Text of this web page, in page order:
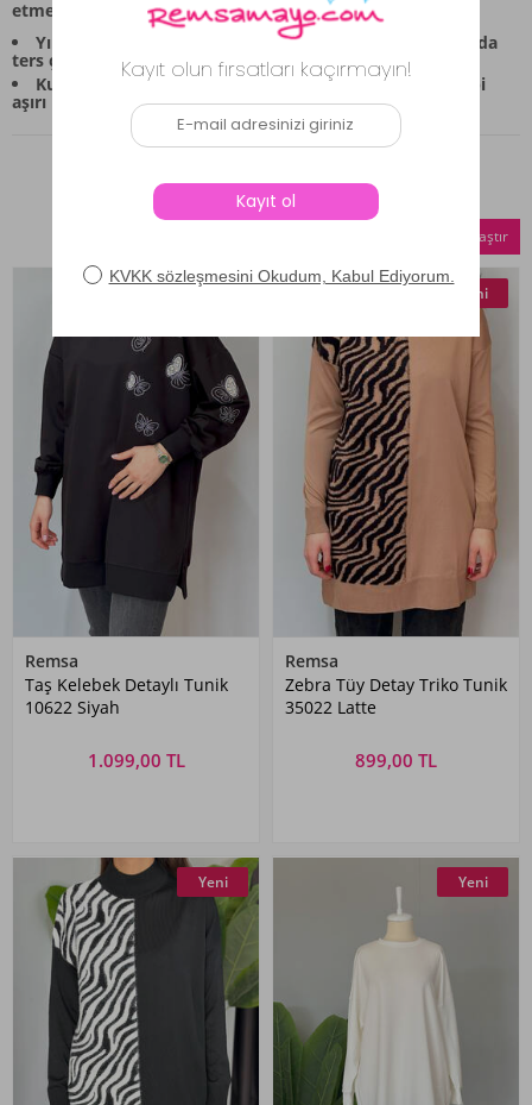
etmek önemlidir:
Yıkama Talimatları: Ürünü temiz tutmak adına, ılık suda
ters çevirerek yıkamanız önerilir.
Kurutma Notu: Kalorifer veya doğrudan güneş ışığı gibi
aşırı ısı kaynaklarından kaçınılmalıdır.
Benzer Ürünler
Seçilenleri Karşılaştır
Yeni
Remsa
Taş Kelebek Detaylı Tunik
10622 Siyah
1.099,00 TL
Yeni
Remsa
Zebra Tüy Detay Triko Tunik
35022 Latte
899,00 TL
Yeni Yeni